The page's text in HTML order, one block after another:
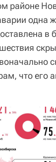
районе
одна
в
что его